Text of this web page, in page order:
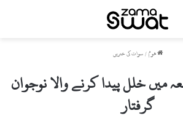
ھوم / سوات کی خبریں
میں خلل پیدا کرنے والا نوجوان
گرفتار